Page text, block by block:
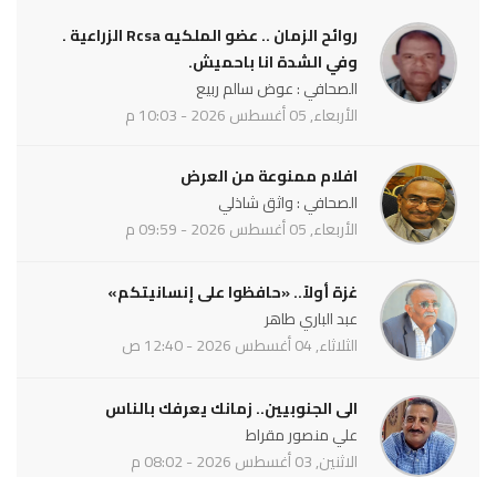
روائح الزمان .. عضو الملكيه Rcsa الزراعية .
وفي الشدة انا باحميش.
الصحافي : عوض سالم ربيع
الأربعاء, 05 أغسطس 2026 - 10:03 م
افلام ممنوعة من العرض
الصحافي : واثق شاذلي
الأربعاء, 05 أغسطس 2026 - 09:59 م
غزة أولاً.. «حافظوا على إنسانيتكم»
عبد الباري طاهر
الثلاثاء, 04 أغسطس 2026 - 12:40 ص
الى الجنوبيين.. زمانك يعرفك بالناس
علي منصور مقراط
الاثنين, 03 أغسطس 2026 - 08:02 م